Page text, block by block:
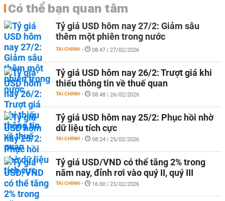
Có thể bạn quan tâm
Tỷ giá USD hôm nay 27/2: Giảm sâu
thêm một phiên trong nước
TÀI CHÍNH - 08:47 | 27/02/2026
Tỷ giá USD hôm nay 26/2: Trượt giá khi
thiếu thông tin về thuế quan
TÀI CHÍNH - 08:48 | 26/02/2026
Tỷ giá USD hôm nay 25/2: Phục hồi nhờ
dữ liệu tích cực
TÀI CHÍNH - 08:24 | 25/02/2026
Tỷ giá USD/VND có thể tăng 2% trong
năm nay, đỉnh rơi vào quý II, quý III
TÀI CHÍNH - 16:00 | 23/02/2026